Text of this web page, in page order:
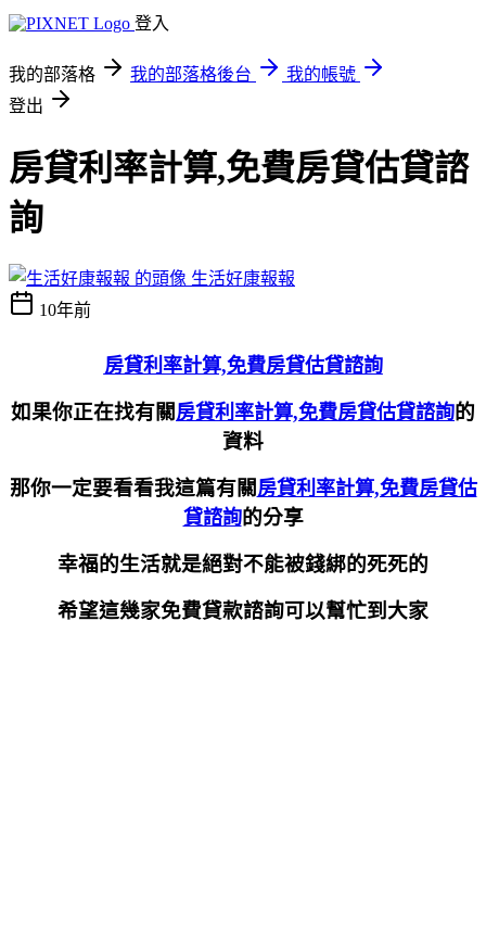
登入
我的部落格 我的部落格後台
我的帳號
登出
房貸利率計算,免費房貸估貸諮
詢
生活好康報報
10年前
房貸利率計算,免費房貸估貸諮詢
如果你正在找有關 房貸利率計算,免費房貸估貸諮詢的
資料
那你一定要看看我這篇有關 房貸利率計算,免費房貸估
貸諮詢的分享
幸福的生活就是絕對不能被錢綁的死死的
希望這幾家免費貸款諮詢可以幫忙到大家